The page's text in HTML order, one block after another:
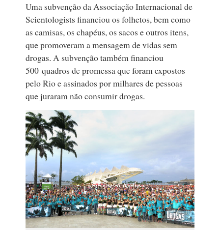
Uma subvenção da Associação Internacional de
Scientologists financiou os folhetos, bem como
as camisas, os chapéus, os sacos e outros itens,
que promoveram a mensagem de vidas sem
drogas. A subvenção também financiou
500 quadros de promessa que foram expostos
pelo Rio e assinados por milhares de pessoas
que juraram não consumir drogas.